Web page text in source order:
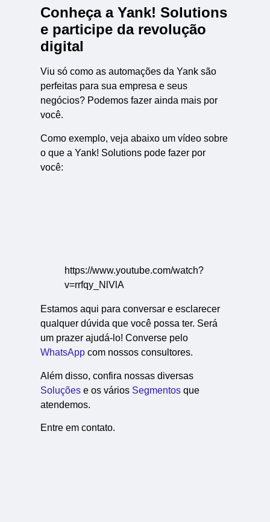
Conheça a Yank! Solutions
e participe da revolução
digital
Viu só como as automações da Yank são
perfeitas para sua empresa e seus
negócios? Podemos fazer ainda mais por
você.
Como exemplo, veja abaixo um vídeo sobre
o que a Yank! Solutions pode fazer por
você:
https://www.youtube.com/watch?
v=rrfqy_NlVlA
Estamos aqui para conversar e esclarecer
qualquer dúvida que você possa ter. Será
um prazer ajudá-lo! Converse pelo
WhatsApp com nossos consultores.
Além disso, confira nossas diversas
Soluções e os vários Segmentos que
atendemos.
Entre em contato.